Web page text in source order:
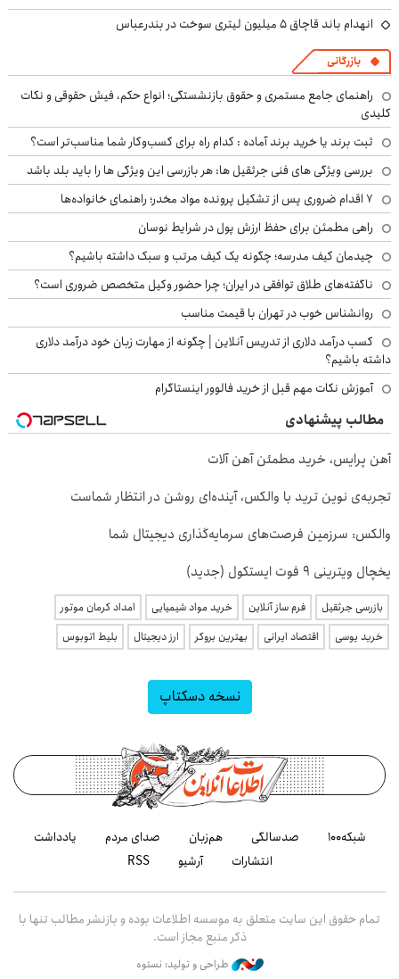
انهدام باند قاچاق ۵ میلیون لیتری سوخت در بندرعباس
بازرگانی
راهنمای جامع مستمری و حقوق بازنشستگی؛ انواع حکم، فیش حقوقی و نکات
کلیدی
ثبت برند یا خرید برند آماده : کدام راه برای کسب‌وکار شما مناسب‌تر است؟
بررسی ویژگی های فنی جرثقیل ها: هر بازرسی این ویژگی ها را باید بلد باشد
۷ اقدام ضروری پس از تشکیل پرونده مواد مخدر؛ راهنمای خانواده‌ها
راهی مطمئن برای حفظ ارزش پول در شرایط نوسان
چیدمان کیف مدرسه؛ چگونه یک کیف مرتب و سبک داشته باشیم؟
ناگفته‌های طلاق توافقی در ایران؛ چرا حضور وکیل متخصص ضروری است؟
روانشناس خوب در تهران با قیمت مناسب
کسب درآمد دلاری از تدریس آنلاین | چگونه از مهارت زبان خود درآمد دلاری
داشته باشیم؟
آموزش نکات مهم قبل از خرید فالوور اینستاگرام
مطالب پیشنهادی
آهن پرایس، خرید مطمئن آهن آلات
تجربه‌ی نوین ترید با والکس، آینده‌ای روشن در انتظار شماست
والکس: سرزمین فرصت‌های سرمایه‌گذاری دیجیتال شما
یخچال ویترینی 9 فوت ایستکول (جدید)
بازرسی جرثقیل فرم ساز آنلاین خرید مواد شیمیایی
امداد کرمان موتور
خرید یوسی
اقتصاد ایرانی بهترین بروکر ارز دیجیتال بلیط اتوبوس
نسخه دسکتاپ
شبکه۱۰۰ صدسالگی هم‌زبان صدای مردم
یادداشت
انتشارات
آرشیو RSS
تمام حقوق این سایت متعلق به موسسه اطلاعات بوده و بازنشر مطالب تنها با
ذکر منبع مجاز است.
طراحی و تولید: نستوه